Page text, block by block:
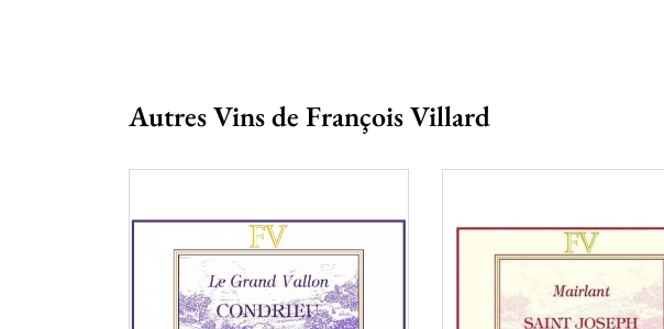
Autres Vins de François Villard